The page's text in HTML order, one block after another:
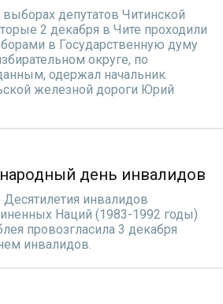
депутатов Читинской
2 декабря в Чите проходили
в Государственную думу
округе, по
одержал начальник
железной дороги Юрий
день инвалидов
инвалидов
Наций (1983-1992 годы)
провозгласила 3 декабря
инвалидов.